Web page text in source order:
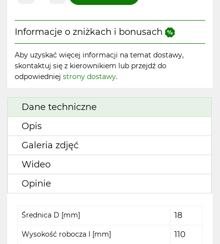
Informacje o zniżkach i bonusach
Aby uzyskać więcej informacji na temat dostawy,
skontaktuj się z kierownikiem lub przejdź do
odpowiedniej strony dostawy.
Dane techniczne
Opis
Galeria zdjęć
Wideo
Opinie
Średnica D [mm] 18
Wysokość robocza I [mm] 110